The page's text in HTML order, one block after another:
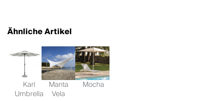
Ähnliche Artikel
Karl
Umbrella
Manta
Vela
Mocha